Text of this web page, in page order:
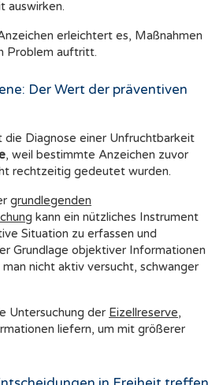
auswirken.
erleichtert es, Maßnahmen
Problem auftritt.
Der Wert der präventiven
die Diagnose einer Unfruchtbarkeit
, weil bestimmte Anzeichen zuvor
rechtzeitig gedeutet wurden.
grundlegenden
kann ein nützliches Instrument
Situation zu erfassen und
Grundlage objektiver Informationen
nicht aktiv versucht, schwanger
Untersuchung der Eizellreserve,
liefern, um mit größerer